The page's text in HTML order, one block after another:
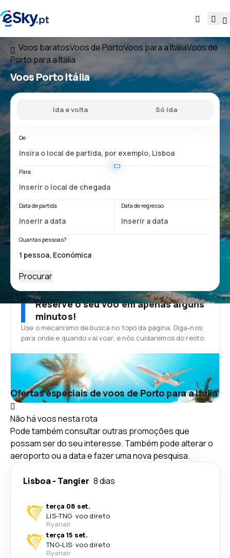
Voos baratosVoos de PortoVoos para a ItáliaVoos de
Porto para a Itália
VoosPorto Itália
Ida e volta Só ida
De
Para
Data de partida Data de regresso
Quantas pessoas?
Procurar
Reserve o seu voo em apenas alguns
minutos!
Use o mecanismo de busca no topo da página. Diga-nos
para onde e quando vai voar, e nós cuidaremos do resto.
Ofertas especiais de voos de Porto para a Itália
Não há voos nesta rota
Pode também consultar outras promoções que
possam ser do seu interesse. Também pode alterar o
aeroporto ou a data e fazer uma nova pesquisa.
Lisboa- Tangier 8 dias
terça 08 set.
LIS-TNG· voo direto
Ryanair
terça 15 set.
TNG-LIS· voo direto
Ryanair